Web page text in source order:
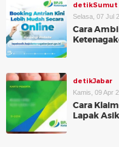
detikSumut
Selasa, 07 Jul
Cara
detikJabar
Kamis, 09 Apr
Cara
Lapak